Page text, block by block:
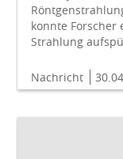
konnte
Strahlung
Nachricht